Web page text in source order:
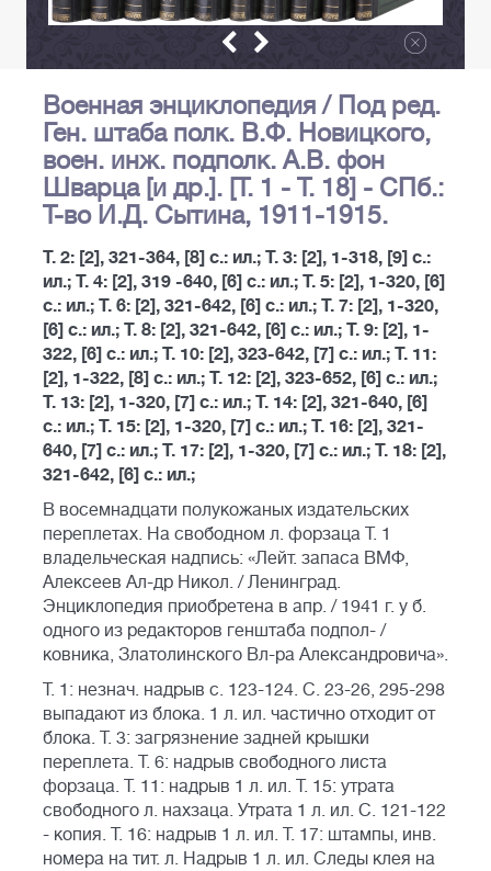
Военная энциклопедия / Под ред.
Ген. штаба полк. В.Ф. Новицкого,
воен. инж. подполк. А.В. фон
Шварца [и др.]. [Т. 1 - Т. 18] - СПб.:
Т-во И.Д. Сытина, 1911-1915.
Т. 2: [2], 321-364, [8] с.: ил.; Т. 3: [2], 1-318, [9] с.:
ил.; Т. 4: [2], 319 -640, [6] с.: ил.; Т. 5: [2], 1-320, [6]
с.: ил.; Т. 6: [2], 321-642, [6] с.: ил.; Т. 7: [2], 1-320,
[6] с.: ил.; Т. 8: [2], 321-642, [6] с.: ил.; Т. 9: [2], 1-
322, [6] с.: ил.; Т. 10: [2], 323-642, [7] с.: ил.; Т. 11:
[2], 1-322, [8] с.: ил.; Т. 12: [2], 323-652, [6] с.: ил.;
Т. 13: [2], 1-320, [7] с.: ил.; Т. 14: [2], 321-640, [6]
с.: ил.; Т. 15: [2], 1-320, [7] с.: ил.; Т. 16: [2], 321-
640, [7] с.: ил.; Т. 17: [2], 1-320, [7] с.: ил.; Т. 18: [2],
321-642, [6] с.: ил.;
В восемнадцати полукожаных издательских
переплетах. На свободном л. форзаца Т. 1
владельческая надпись: «Лейт. запаса ВМФ,
Алексеев Ал-др Никол. / Ленинград.
Энциклопедия приобретена в апр. / 1941 г. у б.
одного из редакторов генштаба подпол- /
ковника, Златолинского Вл-ра Александровича».
Т. 1: незнач. надрыв с. 123-124. С. 23-26, 295-298
выпадают из блока. 1 л. ил. частично отходит от
блока. Т. 3: загрязнение задней крышки
переплета. Т. 6: надрыв свободного листа
форзаца. Т. 11: надрыв 1 л. ил. Т. 15: утрата
свободного л. нахзаца. Утрата 1 л. ил. С. 121-122
- копия. Т. 16: надрыв 1 л. ил. Т. 17: штампы, инв.
номера на тит. л. Надрыв 1 л. ил. Следы клея на